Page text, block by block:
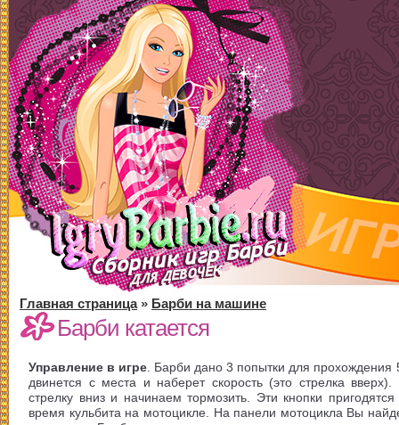
Главная страница» Барби на машине
Барби катается
Управление в игре . Барби дано 3 попытки для
двинется с места и наберет скорость (это стрелка
стрелку вниз и начинаем тормозить. Эти кнопки
время кульбита на мотоцикле. На панели мотоцикла Вы